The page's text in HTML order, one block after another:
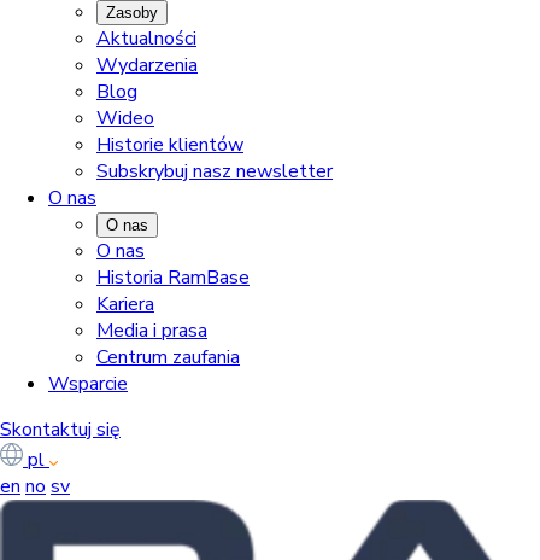
Zasoby
Aktualności
Wydarzenia
Blog
Wideo
Historie klientów
Subskrybuj nasz newsletter
O nas
O nas
O nas
Historia RamBase
Kariera
Media i prasa
Centrum zaufania
Wsparcie
Skontaktuj się
pl
en no sv